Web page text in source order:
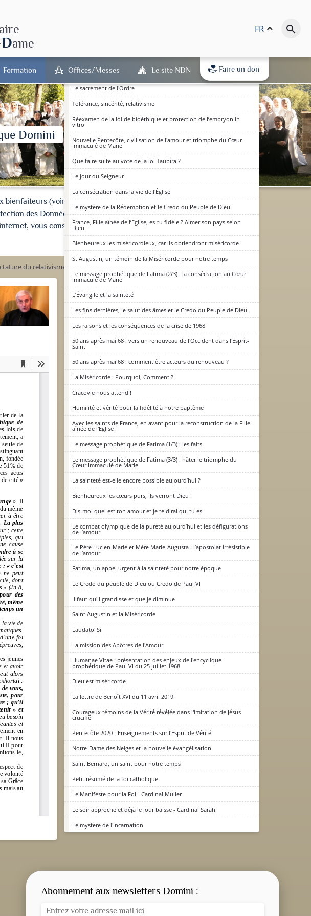
Dame
FR keyboard_arrow_up search
Formation Offices/Messes Le site NDN Faire un don
Domini
bienfaiteurs (voir les crédits en bas de page) : qu'ils
des Données » (RGPD) est entré en vigueur.
vous consentez à notre politique de
D'accord
du relativisme
Texte du chemin de croix de la journée de Carême 2010
Le courage face à la dictature du relativisme
Le sacrement de l'Ordre
Tolérance, sincérité, relativisme
Réexamen de la loi de bioéthique et protection de l’embryon in
vitro
Nouvelle Pentecôte, civilisation de l'amour et triomphe du Cœur
Immaculé de Marie
Que faire suite au vote de la loi Taubira ?
Le jour du Seigneur
La consécration dans la vie de l'Église
Le mystère de la Rédemption et le Credo du Peuple de Dieu.
France, Fille aînée de l’Eglise, es-tu fidèle ? Aimer son pays selon
Dieu
Bienheureux les miséricordieux, car ils obtiendront miséricorde !
St Augustin, un témoin de la Miséricorde pour notre temps
Le message prophétique de Fatima (2/3) : la consécration au Cœur
immaculé de Marie
L’Évangile et la sainteté
Les fins dernières, le salut des âmes et le Credo du Peuple de Dieu.
Les raisons et les conséquences de la crise de 1968
50 ans après mai 68 : vers un renouveau de l'Occident dans l'Esprit-
Saint
50 ans après mai 68 : comment être acteurs du renouveau ?
La Miséricorde : Pourquoi, Comment ?
Cracovie nous attend !
Humilité et vérité pour la fidélité à notre baptême
Avec les saints de France, en avant pour la reconstruction de la Fille
aînée de l'Eglise !
Le message prophétique de Fatima (1/3) : les faits
Le message prophétique de Fatima (3/3) : hâter le triomphe du
Cœur Immaculé de Marie
La sainteté est-elle encore possible aujourd’hui ?
Bienheureux les cœurs purs, ils verront Dieu !
Dis-moi quel est ton amour et je te dirai qui tu es
Le combat olympique de la pureté aujourd’hui et les défigurations
de l’amour
Le Père Lucien-Marie et Mère Marie-Augusta : l’apostolat irrésistible
de l’amour.
Fatima, un appel urgent à la sainteté pour notre époque
Le Credo du peuple de Dieu ou Credo de Paul VI
Il faut qu'il grandisse et que je diminue
Saint Augustin et la Miséricorde
Laudato' Si
La mission des Apôtres de l'Amour
Humanae Vitae : présentation des enjeux de l'encyclique
prophétique de Paul VI du 25 juillet 1968
Dieu est miséricorde
La lettre de Benoît XVI du 11 avril 2019
Courageux témoins de la Vérité révélée dans l'imitation de Jésus
crucifié
Pentecôte 2020 - Enseignements sur l'Esprit de Vérité
Notre-Dame des Neiges et la nouvelle évangélisation
Saint Bernard, un saint pour notre temps
Petit résumé de la foi catholique
Le Manifeste pour la Foi - Cardinal Müller
Le soir approche et déjà le jour baisse - Cardinal Sarah
Le mystère de l'Incarnation
Abonnement aux newsletters Domini :